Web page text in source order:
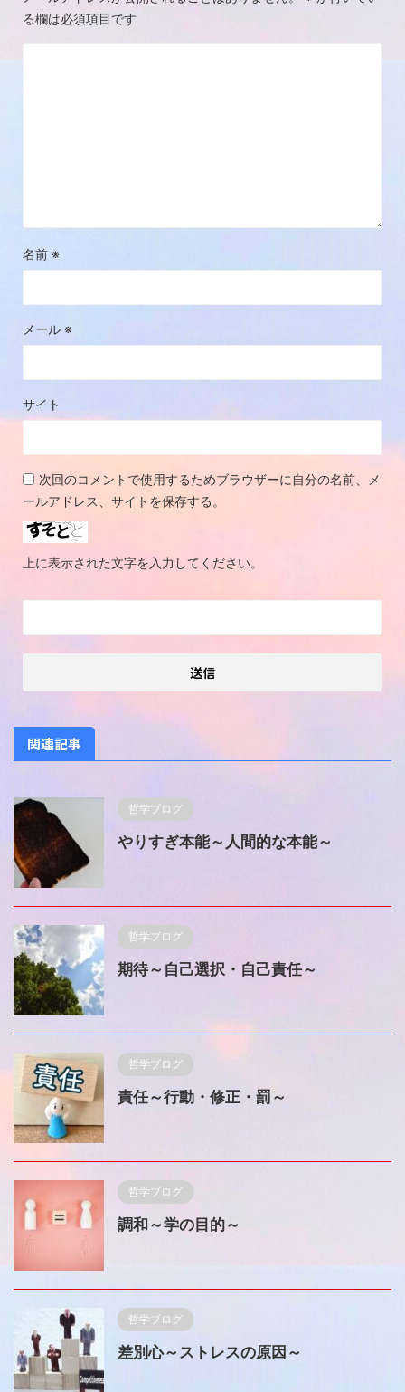
る欄は必須項目です
名前 ※
メール ※
サイト
次回のコメントで使用するためブラウザーに自分の名前、メ
ールアドレス、サイトを保存する。
上に表示された文字を入力してください。
関連記事
哲学ブログ
やりすぎ本能～人間的な本能～
哲学ブログ
期待～自己選択・自己責任～
哲学ブログ
責任～行動・修正・罰～
哲学ブログ
調和～学の目的～
哲学ブログ
差別心～ストレスの原因～